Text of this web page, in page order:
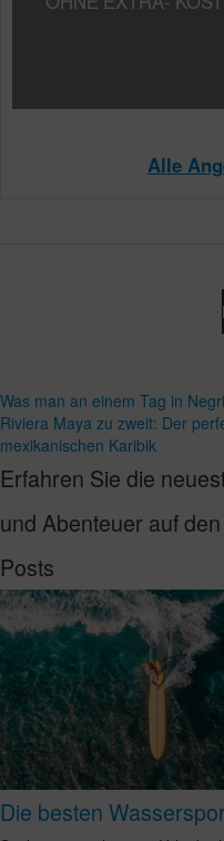
Alle
Was man an einem Tag in
Riviera Maya zu zweit: Der
mexikanischen Karibik
Erfahren Sie die
und Abenteuer auf
Posts
Die besten